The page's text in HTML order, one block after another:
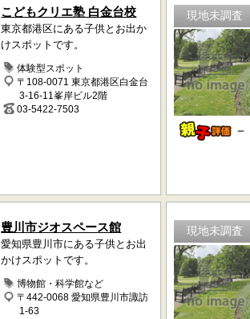
こどもクリエ塾 白金台校
東京都港区にある子供とお出か
けスポットです。
体験型スポット
〒108-0071 東京都港区白金台
3-16-11峯岸ビル2階
03-5422-7503
現地未調査
－
豊川市ジオスペース館
愛知県豊川市にある子供とお出
かけスポットです。
博物館・科学館など
〒442-0068 愛知県豊川市諏訪
1-63
現地未調査